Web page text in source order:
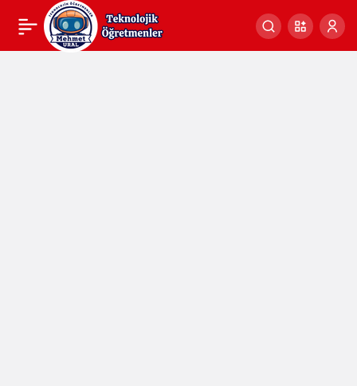
Fatih Projesi Faz 1 ve 0